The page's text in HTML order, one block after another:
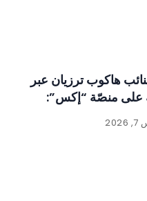
هاكوب ترزيان عبر
على منصّة “إكس”: